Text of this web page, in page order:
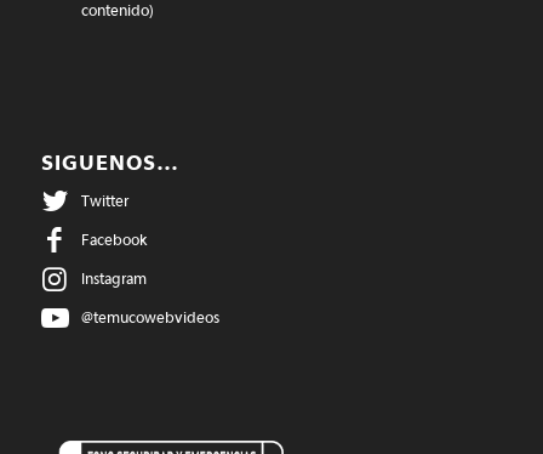
contenido)
SIGUENOS…
Twitter
Facebook
Instagram
@temucowebvideos